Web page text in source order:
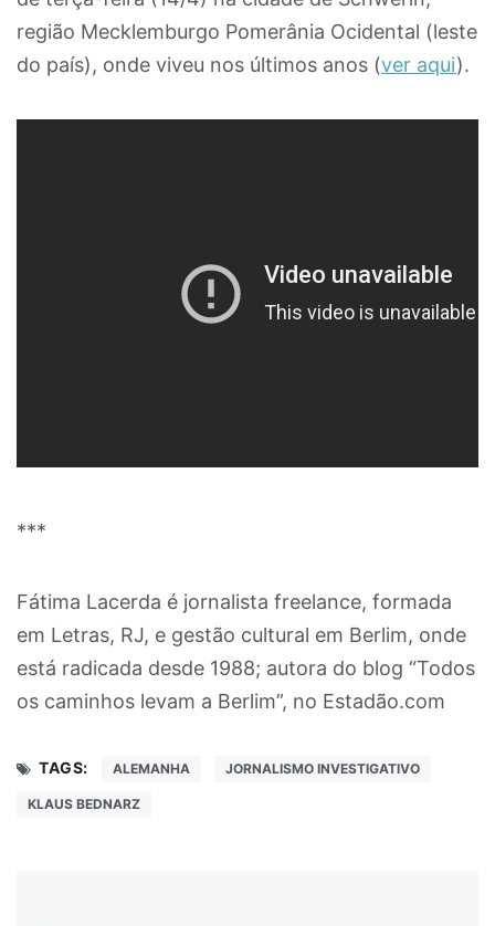
região Mecklemburgo Pomerânia Ocidental (leste
do país), onde viveu nos últimos anos (ver aqui).
***
Fátima Lacerda é jornalista freelance, formada
em Letras, RJ, e gestão cultural em Berlim, onde
está radicada desde 1988; autora do blog “Todos
os caminhos levam a Berlim”, no Estadão.com
TAGS: ALEMANHA JORNALISMO INVESTIGATIVO
KLAUS BEDNARZ